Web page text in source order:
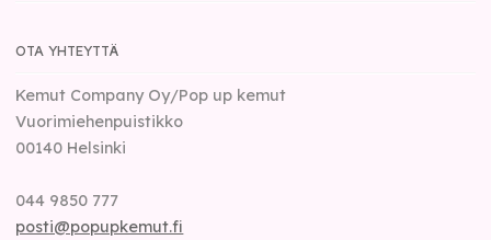
OTA YHTEYTTÄ
Kemut Company Oy/Pop up kemut
Vuorimiehenpuistikko
00140 Helsinki
044 9850 777
posti@popupkemut.fi